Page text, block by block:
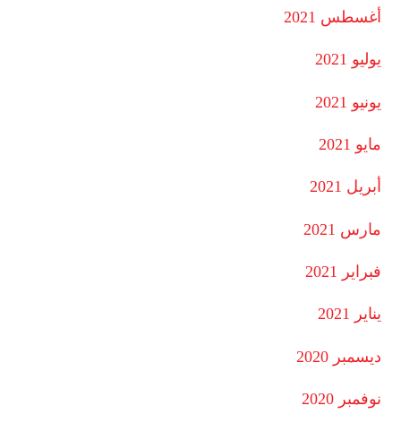
أغسطس 2021
يوليو 2021
يونيو 2021
مايو 2021
أبريل 2021
مارس 2021
فبراير 2021
يناير 2021
ديسمبر 2020
نوفمبر 2020